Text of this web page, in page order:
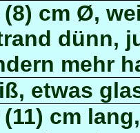
(8) cm Ø,
dünn,
mehr
etwas
(11) cm